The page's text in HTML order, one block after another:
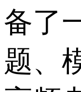
备了
题、